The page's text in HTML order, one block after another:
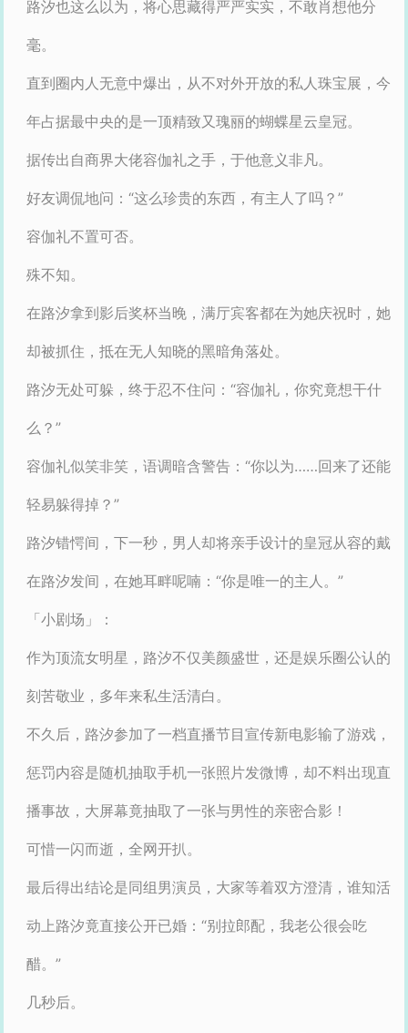
路汐也这么以为，将心思藏得严严实实，不敢肖想他分
毫。
直到圈内人无意中爆出，从不对外开放的私人珠宝展，今
年占据最中央的是一顶精致又瑰丽的蝴蝶星云皇冠。
据传出自商界大佬容伽礼之手，于他意义非凡。
好友调侃地问：“这么珍贵的东西，有主人了吗？”
容伽礼不置可否。
殊不知。
在路汐拿到影后奖杯当晚，满厅宾客都在为她庆祝时，她
却被抓住，抵在无人知晓的黑暗角落处。
路汐无处可躲，终于忍不住问：“容伽礼，你究竟想干什
么？”
容伽礼似笑非笑，语调暗含警告：“你以为……回来了还能
轻易躲得掉？”
路汐错愕间，下一秒，男人却将亲手设计的皇冠从容的戴
在路汐发间，在她耳畔呢喃：“你是唯一的主人。”
「小剧场」：
作为顶流女明星，路汐不仅美颜盛世，还是娱乐圈公认的
刻苦敬业，多年来私生活清白。
不久后，路汐参加了一档直播节目宣传新电影输了游戏，
惩罚内容是随机抽取手机一张照片发微博，却不料出现直
播事故，大屏幕竟抽取了一张与男性的亲密合影！
可惜一闪而逝，全网开扒。
最后得出结论是同组男演员，大家等着双方澄清，谁知活
动上路汐竟直接公开已婚：“别拉郎配，我老公很会吃
醋。”
几秒后。